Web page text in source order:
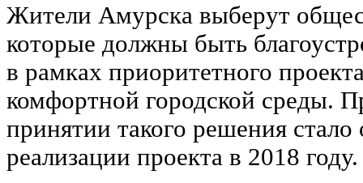
Жители Амурска выберут
которые должны быть
в рамках приоритетного
комфортной городской среды.
принятии такого решения
реализации проекта в 2018 году.